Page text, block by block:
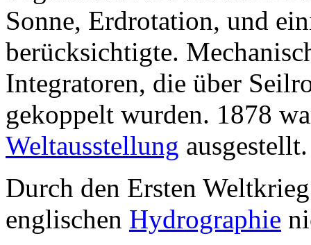
Sonne, Erdrotation, und
berücksichtigte.
Integratoren, die über
gekoppelt wurden. 1878
Weltausstellung ausgestellt.
Durch den Ersten
englischen Hydrographie